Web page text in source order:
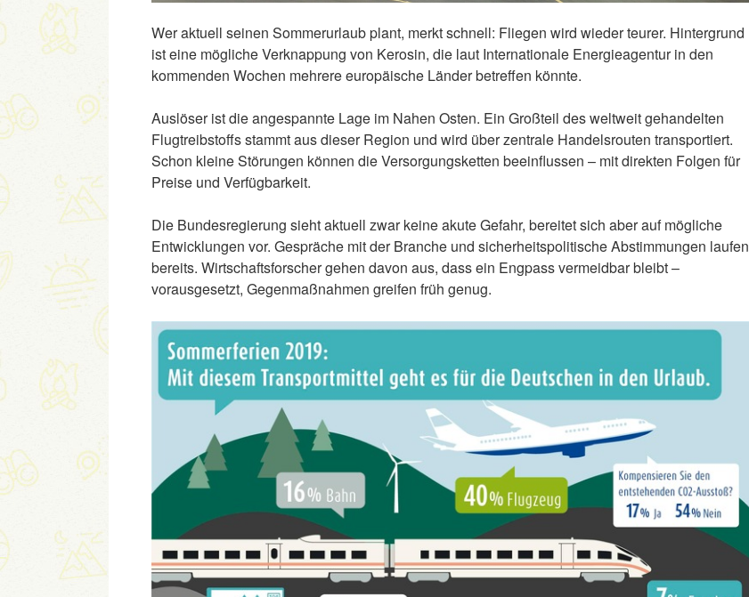
Wer aktuell seinen Sommerurlaub plant, merkt schnell: Fliegen wird wieder teurer. Hintergrund
ist eine mögliche Verknappung von Kerosin, die laut Internationale Energieagentur in den
kommenden Wochen mehrere europäische Länder betreffen könnte.
Auslöser ist die angespannte Lage im Nahen Osten. Ein Großteil des weltweit gehandelten
Flugtreibstoffs stammt aus dieser Region und wird über zentrale Handelsrouten transportiert.
Schon kleine Störungen können die Versorgungsketten beeinflussen – mit direkten Folgen für
Preise und Verfügbarkeit.
Die Bundesregierung sieht aktuell zwar keine akute Gefahr, bereitet sich aber auf mögliche
Entwicklungen vor. Gespräche mit der Branche und sicherheitspolitische Abstimmungen laufen
bereits. Wirtschaftsforscher gehen davon aus, dass ein Engpass vermeidbar bleibt –
vorausgesetzt, Gegenmaßnahmen greifen früh genug.